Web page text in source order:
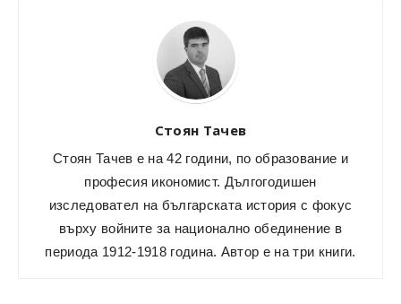
Стоян Тачев
Стоян Тачев е на 42 години, по образование и
професия икономист. Дългогодишен
изследовател на българската история с фокус
върху войните за национално обединение в
периода 1912-1918 година. Автор е на три книги.